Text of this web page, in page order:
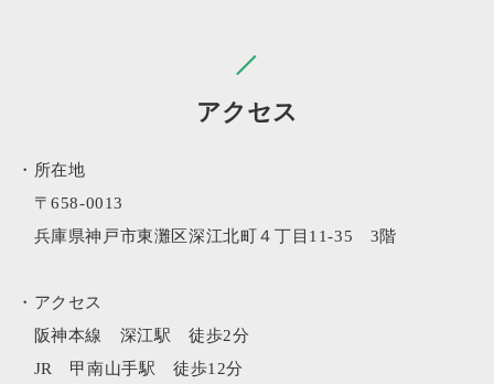
アクセス
・所在地
〒658-0013
兵庫県神戸市東灘区深江北町４丁目11-35 3階
・アクセス
阪神本線 深江駅 徒歩2分
JR 甲南山手駅 徒歩12分